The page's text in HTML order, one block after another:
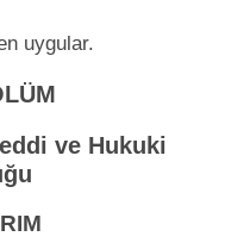
uygular.
ve Hukuki